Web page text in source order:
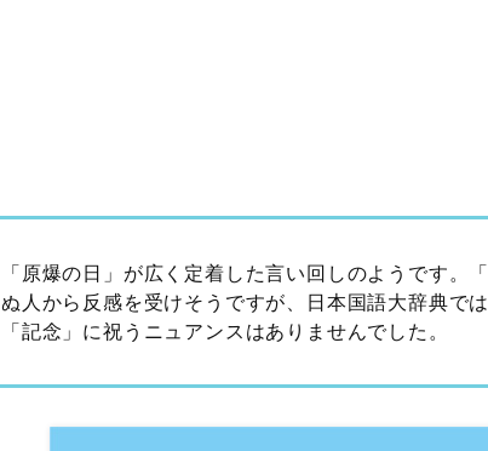
「原爆の日」が広く定着した言い回しのようです。
ぬ人から反感を受けそうですが、日本国語大辞典で
「記念」に祝うニュアンスはありませんでした。